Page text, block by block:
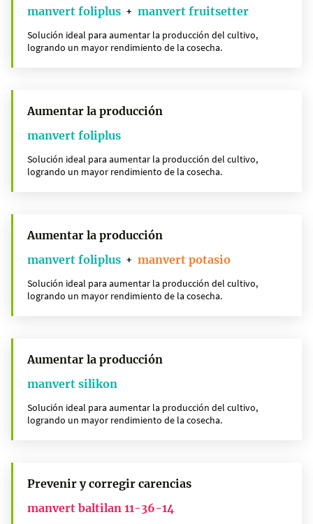
manvert foliplus + manvert fruitsetter
Solución ideal para aumentar la producción del cultivo,
logrando un mayor rendimiento de la cosecha.
Aumentar la producción
manvert foliplus
Solución ideal para aumentar la producción del cultivo,
logrando un mayor rendimiento de la cosecha.
Aumentar la producción
manvert foliplus + manvert potasio
Solución ideal para aumentar la producción del cultivo,
logrando un mayor rendimiento de la cosecha.
Aumentar la producción
manvert silikon
Solución ideal para aumentar la producción del cultivo,
logrando un mayor rendimiento de la cosecha.
Prevenir y corregir carencias
manvert baltilan 11-36-14